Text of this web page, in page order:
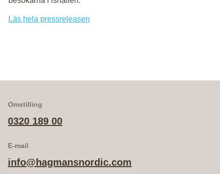
Läs hela pressreleasen
Omstilling
0320 189 00
E-mail
info@hagmansnordic.com